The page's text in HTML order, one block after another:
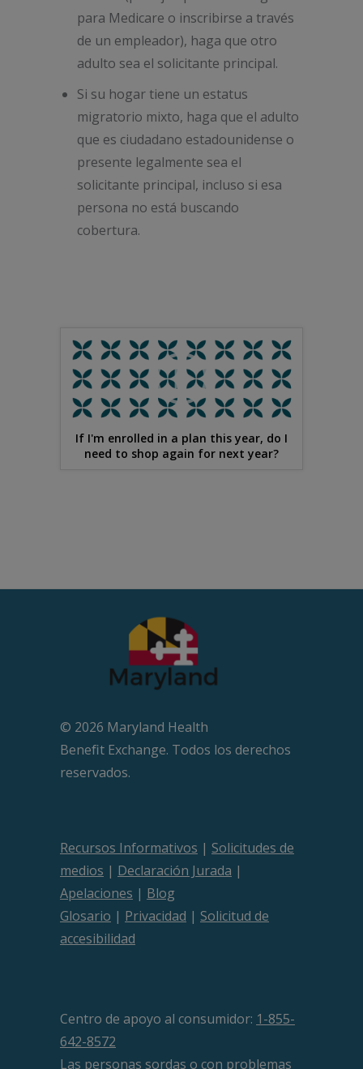
para Medicare o inscribirse a través
de un empleador), haga que otro
adulto sea el solicitante principal.
Si su hogar tiene un estatus
migratorio mixto, haga que el adulto
que es ciudadano estadounidense o
presente legalmente sea el
solicitante principal, incluso si esa
persona no está buscando
cobertura.
If I'm enrolled in a plan this year, do I
need to shop again for next year?
© 2026 Maryland Health
Beneﬁt Exchange. Todos los derechos
reservados.
Recursos Informativos | Solicitudes de
medios | Declaración Jurada |
Apelaciones | Blog
Glosario | Privacidad | Solicitud de
accesibilidad
Centro de apoyo al consumidor: 1-855-
642-8572
Las personas sordas o con problemas